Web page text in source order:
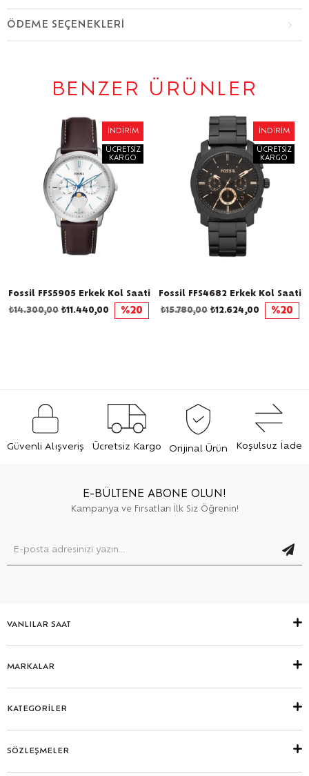
ÖDEME SEÇENEKLERI
BENZER ÜRÜNLER
Fossil FFS5905 Erkek Kol Saati
İNDIRIM
ÜCRETSIZ
KARGO
₺11.440,00
₺14.300,00 %20
Fossil FFS4682 Erkek Kol Saati
İNDIRIM
ÜCRETSIZ
KARGO
₺12.624,00
₺15.780,00 %20
Güvenli Alışveriş Ücretsiz Kargo Orijinal Ürün Koşulsuz İade
E-BÜLTENE ABONE OLUN!
Kampanya ve Fırsatları İlk Siz Öğrenin!
VANLILAR SAAT
MARKALAR
KATEGORİLER
SÖZLEŞMELER